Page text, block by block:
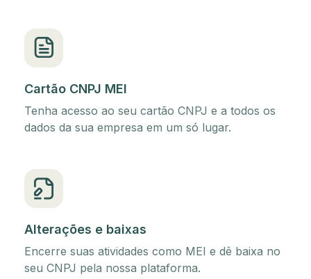
Cartão CNPJ MEI
Tenha acesso ao seu cartão CNPJ e a todos os
dados da sua empresa em um só lugar.
Alterações e baixas
Encerre suas atividades como MEI e dê baixa no
seu CNPJ pela nossa plataforma.